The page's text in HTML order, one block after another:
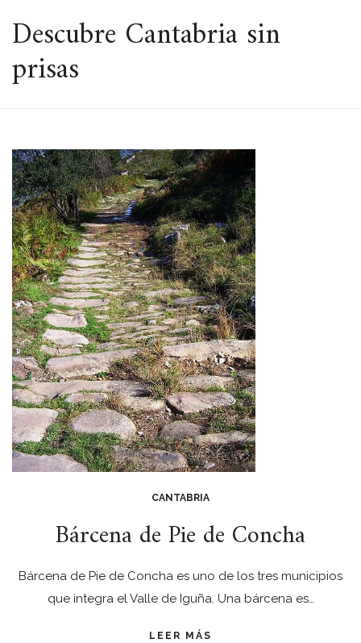
ESPACIO
Descubre Cantabria sin
prisas
CANTABRIA
Bárcena de Pie de Concha
Bárcena de Pie de Concha es uno de los tres municipios
que integra el Valle de Iguña. Una bárcena es…
LEER MÁS